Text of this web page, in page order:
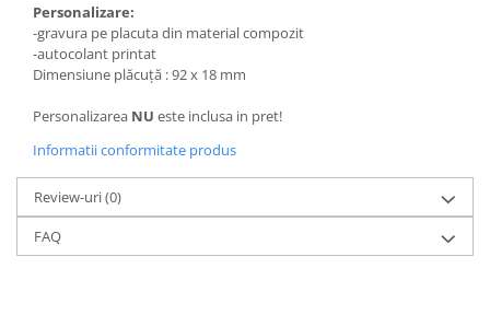
Personalizare:
-gravura pe placuta din material compozit
-autocolant printat
Dimensiune plăcuță : 92 x 18 mm
Personalizarea NU este inclusa in pret!
Informatii conformitate produs
Review-uri(0)
FAQ